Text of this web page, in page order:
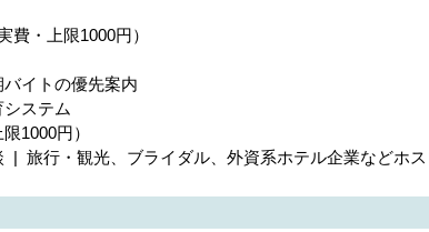
・上限1000円）
バイトの優先案内
システム
1000円）
| 旅行・観光、ブライダル、外資系ホテル企業などホ